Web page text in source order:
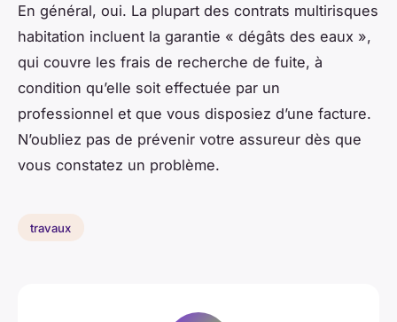
En général, oui. La plupart des contrats multirisques
habitation incluent la garantie « dégâts des eaux »,
qui couvre les frais de recherche de fuite, à
condition qu’elle soit effectuée par un
professionnel et que vous disposiez d’une facture.
N’oubliez pas de prévenir votre assureur dès que
vous constatez un problème.
travaux